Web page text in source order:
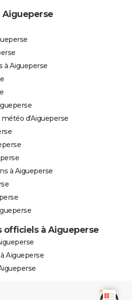
Aigueperse
à Aigueperse
d'Aigueperse
à Aigueperse
officiels à Aigueperse
Aigueperse